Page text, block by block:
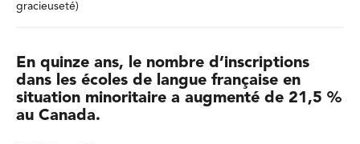
gracieuseté)
En quinze ans, le nombre d’inscriptions
dans les écoles de langue française en
situation minoritaire a augmenté de 21,5 %
au Canada.